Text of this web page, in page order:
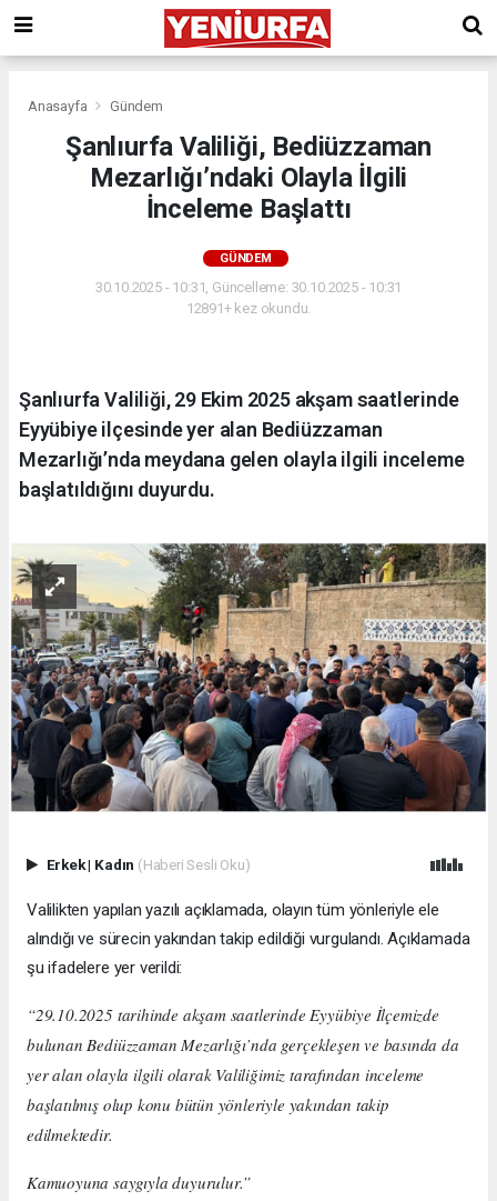
Anasayfa Gündem
Şanlıurfa Valiliği, Bediüzzaman
Mezarlığı’ndaki Olayla İlgili
İnceleme Başlattı
GÜNDEM
30.10.2025 - 10:31, Güncelleme: 30.10.2025 - 10:31
12891+ kez okundu.
Şanlıurfa Valiliği, 29 Ekim 2025 akşam saatlerinde
Eyyübiye ilçesinde yer alan Bediüzzaman
Mezarlığı’nda meydana gelen olayla ilgili inceleme
başlatıldığını duyurdu.
Erkek| Kadın (Haberi Sesli Oku)
Valilikten yapılan yazılı açıklamada, olayın tüm yönleriyle ele
alındığı ve sürecin yakından takip edildiği vurgulandı. Açıklamada
şu ifadelere yer verildi:
“29.10.2025 tarihinde akşam saatlerinde Eyyübiye İlçemizde
bulunan Bediüzzaman Mezarlığı’nda gerçekleşen ve basında da
yer alan olayla ilgili olarak Valiliğimiz tarafından inceleme
başlatılmış olup konu bütün yönleriyle yakından takip
edilmektedir.
Kamuoyuna saygıyla duyurulur.”